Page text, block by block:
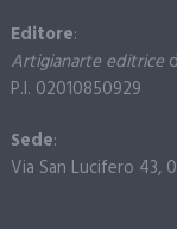
Editore:
Artigianarte editrice
P.I. 02010850929
Sede:
Via San Lucifero 43,